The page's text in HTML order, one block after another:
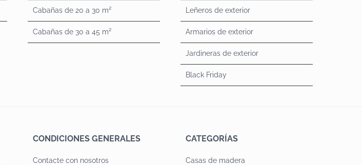
Cabañas de 20 a 30 m²
Cabañas de 30 a 45 m²
Leñeros de exterior
Armarios de exterior
Jardineras de exterior
Black Friday
CONDICIONES GENERALES
Contacte con nosotros
CATEGORÍAS
Casas de madera